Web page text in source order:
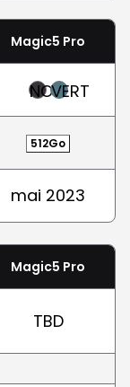
Magic5 Pro
NOIRVERT
512Go
mai 2023
Magic5 Pro
TBD